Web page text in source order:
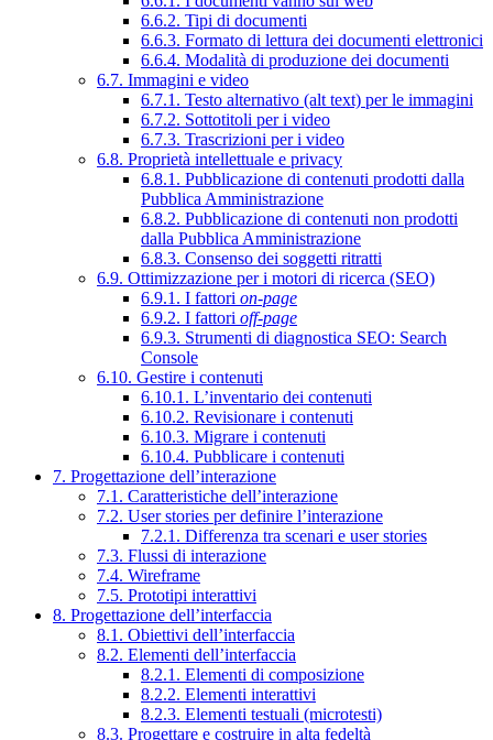
6.6.2. Tipi di documenti
6.6.3. Formato di lettura dei documenti elettronici
6.6.4. Modalità di produzione dei documenti
6.7. Immagini e video
6.7.1. Testo alternativo (alt text) per le immagini
6.7.2. Sottotitoli per i video
6.7.3. Trascrizioni per i video
6.8. Proprietà intellettuale e privacy
6.8.1. Pubblicazione di contenuti prodotti dalla
Pubblica Amministrazione
6.8.2. Pubblicazione di contenuti non prodotti
dalla Pubblica Amministrazione
6.8.3. Consenso dei soggetti ritratti
6.9. Ottimizzazione per i motori di ricerca (SEO)
6.9.1. I fattori on-page
6.9.2. I fattori off-page
6.9.3. Strumenti di diagnostica SEO: Search
Console
6.10. Gestire i contenuti
6.10.1. L’inventario dei contenuti
6.10.2. Revisionare i contenuti
6.10.3. Migrare i contenuti
6.10.4. Pubblicare i contenuti
7. Progettazione dell’interazione
7.1. Caratteristiche dell’interazione
7.2. User stories per definire l’interazione
7.2.1. Differenza tra scenari e user stories
7.3. Flussi di interazione
7.4. Wireframe
7.5. Prototipi interattivi
8. Progettazione dell’interfaccia
8.1. Obiettivi dell’interfaccia
8.2. Elementi dell’interfaccia
8.2.1. Elementi di composizione
8.2.2. Elementi interattivi
8.2.3. Elementi testuali (microtesti)
8.3. Progettare e costruire in alta fedeltà